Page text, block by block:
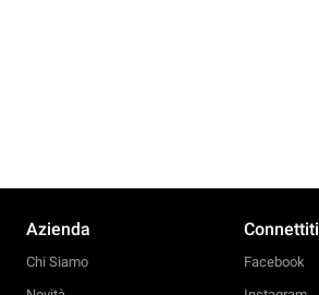
Azienda
Chi Siamo
Connettiti
Facebook